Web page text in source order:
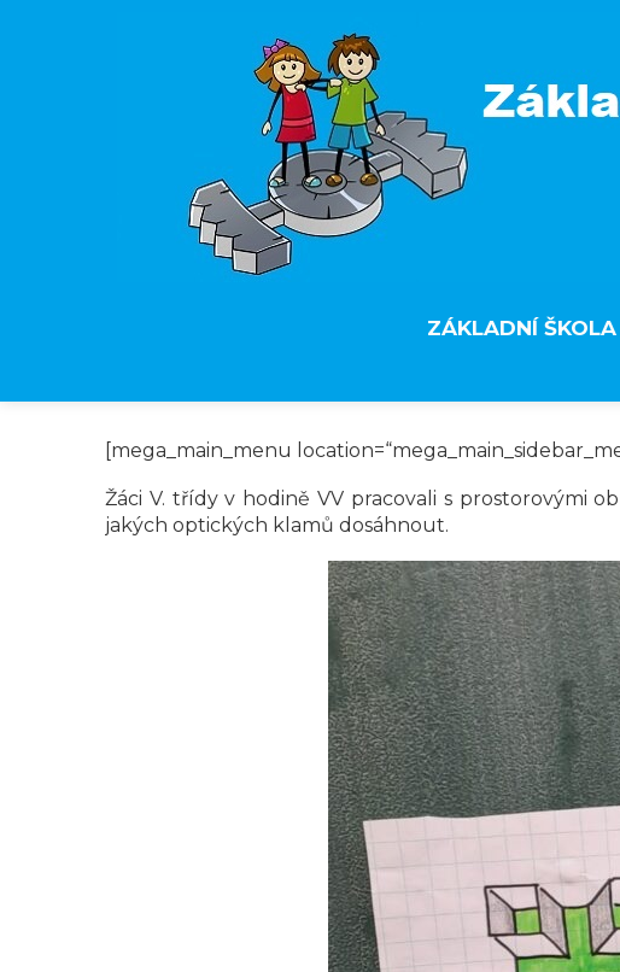
ZÁKLADNÍ ŠKOLA
[mega_main_menu
Žáci V. třídy v hodině VV pracovali s prostorovými
jakých optických klamů dosáhnout.